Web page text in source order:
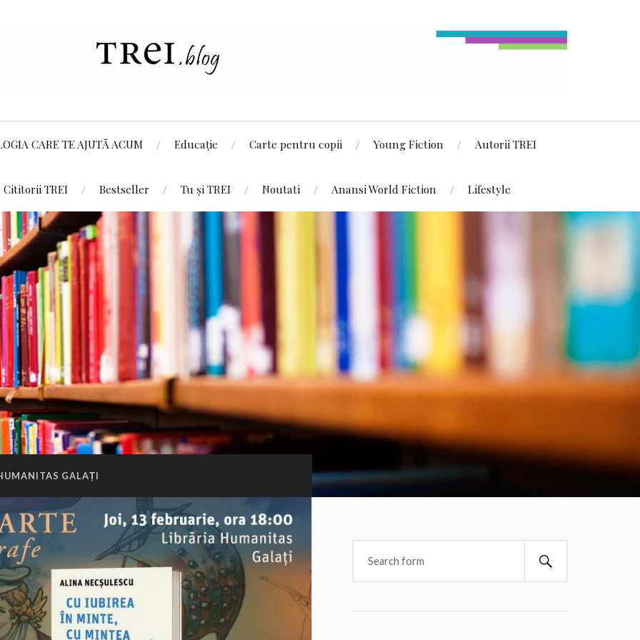
CARE TE AJUTĂ ACUM Educație Carte pentru copii Young Fiction Autorii TREI
Cititorii TREI Bestseller Tu și TREI Noutati Anansi World Fiction Lifestyle
GALAȚI